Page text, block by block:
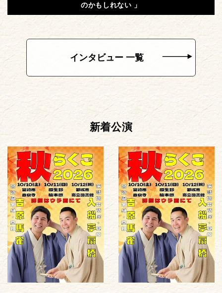
のかもしれない 」
インタビュー 一覧
新着公演